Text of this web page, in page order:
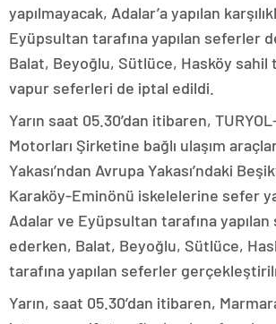
yapılmayacak, Adalar’a yapılan
Eyüpsultan tarafına yapılan seferler
Balat, Beyoğlu, Sütlüce, Hasköy sahil
vapur seferleri de iptal edildi.
Yarın saat 05.30’dan itibaren,
Motorları Şirketine bağlı ulaşım
Yakası’ndan Avrupa Yakası’ndaki
Karaköy-Eminönü iskelelerine sefer
Adalar ve Eyüpsultan tarafına
ederken, Balat, Beyoğlu, Sütlüce,
tarafına yapılan seferler
Yarın, saat 05.30’dan itibaren,